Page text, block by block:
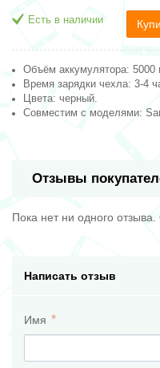
Есть в наличии
Объём аккумулятора: 5000
Время зарядки чехла: 3-4
Цвета: черный.
Совместим с моделями:
Отзывы
Пока нет ни одного
Написать отзыв
Имя